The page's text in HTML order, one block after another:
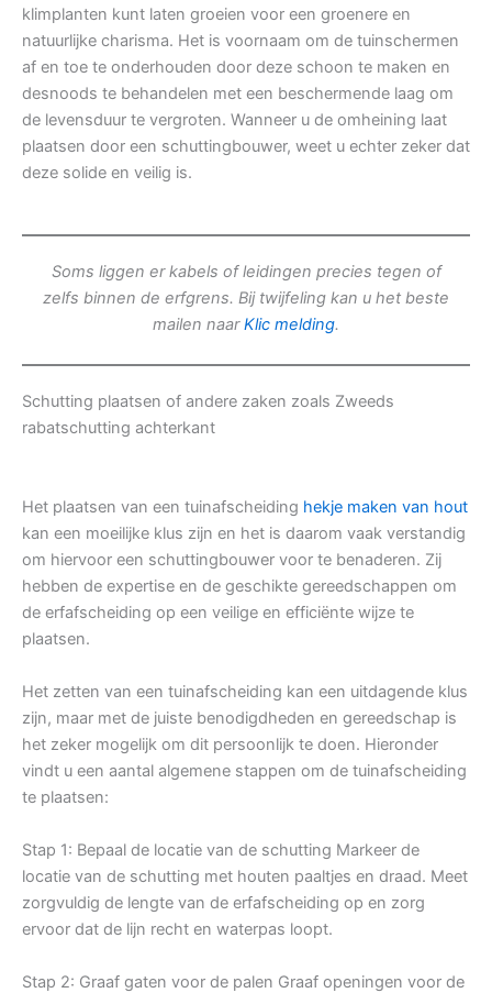
klimplanten kunt laten groeien voor een groenere en
natuurlijke charisma. Het is voornaam om de tuinschermen
af en toe te onderhouden door deze schoon te maken en
desnoods te behandelen met een beschermende laag om
de levensduur te vergroten. Wanneer u de omheining laat
plaatsen door een schuttingbouwer, weet u echter zeker dat
deze solide en veilig is.
Soms liggen er kabels of leidingen precies tegen of
zelfs binnen de erfgrens. Bij twijfeling kan u het beste
mailen naarKlic melding.
Schutting plaatsen of andere zaken zoals Zweeds
rabatschutting achterkant
Het plaatsen van een tuinafscheiding hekje maken van hout
kan een moeilijke klus zijn en het is daarom vaak verstandig
om hiervoor een schuttingbouwer voor te benaderen. Zij
hebben de expertise en de geschikte gereedschappen om
de erfafscheiding op een veilige en efficiënte wijze te
plaatsen.
Het zetten van een tuinafscheiding kan een uitdagende klus
zijn, maar met de juiste benodigdheden en gereedschap is
het zeker mogelijk om dit persoonlijk te doen. Hieronder
vindt u een aantal algemene stappen om de tuinafscheiding
te plaatsen:
Stap 1: Bepaal de locatie van de schutting Markeer de
locatie van de schutting met houten paaltjes en draad. Meet
zorgvuldig de lengte van de erfafscheiding op en zorg
ervoor dat de lijn recht en waterpas loopt.
Stap 2: Graaf gaten voor de palen Graaf openingen voor de